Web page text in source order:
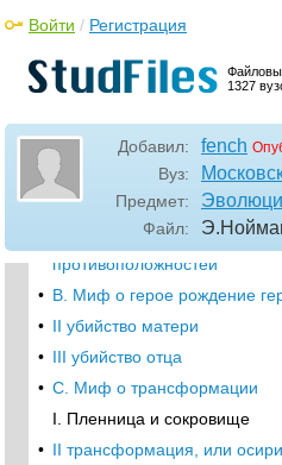
1327
Войти / Регистрация
Добавил: fench
Вуз:
Предмет:
Файл:
• Часть первая
I. Уроборос
Уробороса
Сферы Ужасной Матери
• Отношения между сыном-
Великой Матерью
противоположностей
• В. Миф о герое рождение
• II убийство матери
• III убийство отца
• C. Миф о трансформации
I. Пленница и сокровище
• II трансформация, или